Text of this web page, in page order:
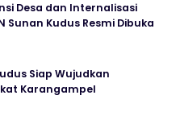
Desa dan Internalisasi
Sunan Kudus Resmi Dibuka
Siap Wujudkan
Karangampel